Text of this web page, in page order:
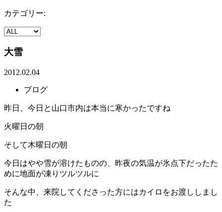
カテゴリー:
大雪
2012.02.04
ブログ
昨日、今日と山口市内は本当に寒かったですね
火曜日の朝
そして木曜日の朝
今日はやや雪が溶けたものの、昨夜の気温が氷点下だったた
めに地面が凍りツルツルに
そんな中、来院してくださった方にはカイロをお渡ししまし
た